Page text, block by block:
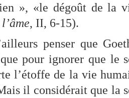
», «le dégoût de la
, II, 6-15).
penser que
pour ignorer que le
l’étoffe de la vie
il considérait que la